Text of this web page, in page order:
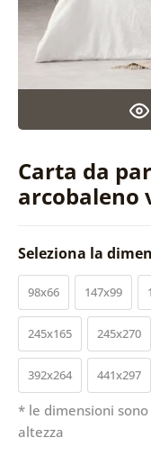
Carta da
arcobaleno
Seleziona la
98x66 147x99
245x165 245x270
392x264 441x297
* le dimensioni
altezza